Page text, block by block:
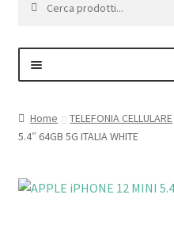
Contatti
Home TELEFONIA CELLULARE
5.4″ 64GB 5G ITALIA WHITE